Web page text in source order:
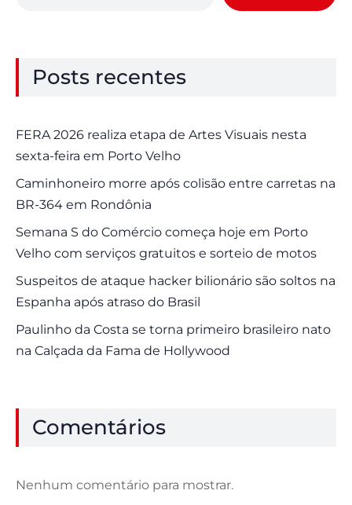
Posts recentes
FERA 2026 realiza etapa de Artes Visuais nesta
sexta-feira em Porto Velho
Caminhoneiro morre após colisão entre carretas na
BR-364 em Rondônia
Semana S do Comércio começa hoje em Porto
Velho com serviços gratuitos e sorteio de motos
Suspeitos de ataque hacker bilionário são soltos na
Espanha após atraso do Brasil
Paulinho da Costa se torna primeiro brasileiro nato
na Calçada da Fama de Hollywood
Comentários
Nenhum comentário para mostrar.